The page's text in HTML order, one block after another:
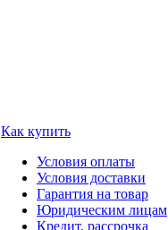
Как купить
Условия оплаты
Условия доставки
Гарантия на товар
Юридическим лицам
Кредит, рассрочка